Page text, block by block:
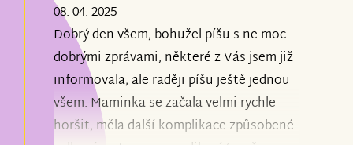
08. 04. 2025
Dobrý den všem, bohužel píšu s ne moc
dobrými zprávami, některé z Vás jsem již
informovala, ale raději píšu ještě jednou
všem. Maminka se začala velmi rychle
horšit, měla další komplikace způsobené